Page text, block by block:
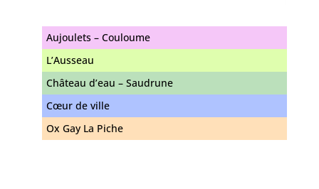
Aujoulets – Couloume
L’Ausseau
Château d’eau – Saudrune
Cœur de ville
Ox Gay La Piche